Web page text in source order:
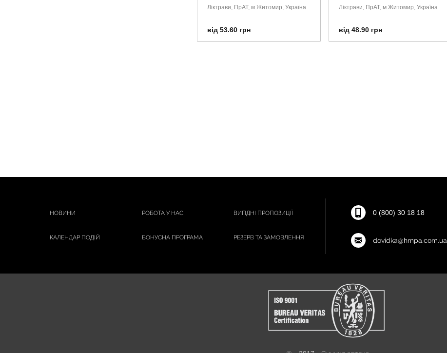
Ліктрави, ПрАТ, м.Житомир, Україна
від 53.60 грн
Ліктрави, ПрАТ, м.Житомир, Україна
від 48.90 грн
НОВИНИ РОБОТА У НАС ВИГІДНІ ПРОПОЗИЦІЇ
КАЛЕНДАР ПОДІЙ БОНУСНА ПРОГРАМА РЕЗЕРВ ТА ЗАМОВЛЕННЯ
0 (800) 30 18 18
dovidka@hmpa.com.ua